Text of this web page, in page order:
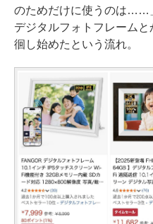
のためだけに使うのは……
デジタルフォトフレーム
徊し始めたという流れ。